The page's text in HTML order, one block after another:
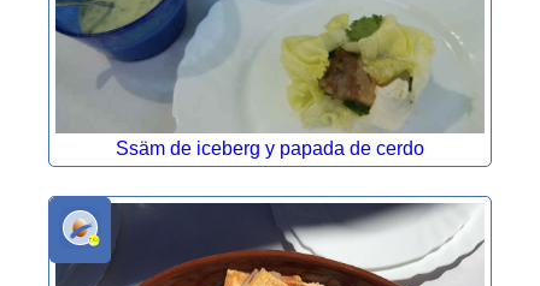
Ssäm de iceberg y papada de cerdo